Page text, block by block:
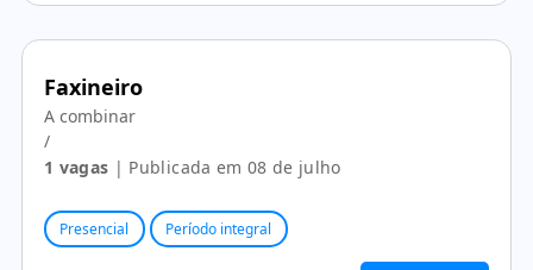
Faxineiro
A combinar
/
1 vagas | Publicada em 08 de julho
Presencial Período integral